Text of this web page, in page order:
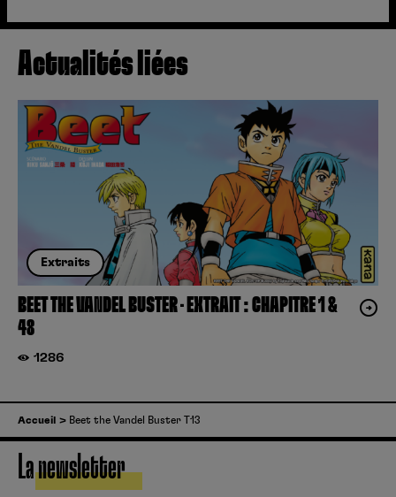
Actualités liées
Extraits
BEET THE VANDEL BUSTER – EXTRAIT : CHAPITRE 1 &
48
1286
Accueil Beet the Vandel Buster T13
La newsletter